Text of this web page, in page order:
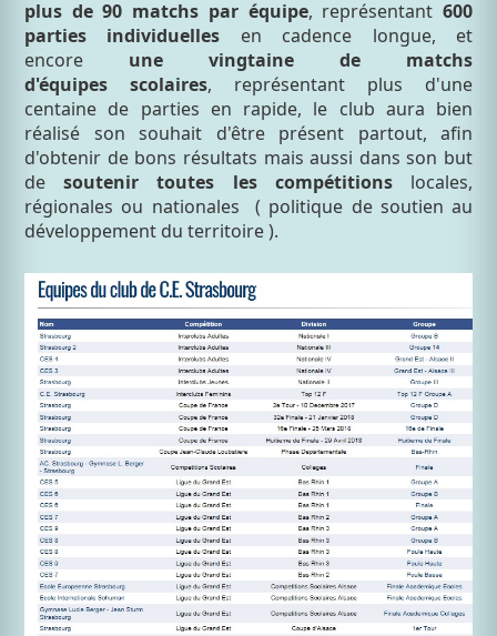
plus de 90 matchs par équipe, représentant600
parties individuelles en cadence longue, et
encore une vingtaine de matchs
d'équipes scolaires, représentant plus d'une
centaine de parties en rapide, le club aura bien
réalisé son souhait d'être présent partout, afin
d'obtenir de bons résultats mais aussi dans son but
desoutenir toutes les compétitions locales,
régionales ou nationales
( politique de soutien au
développement du territoire ).